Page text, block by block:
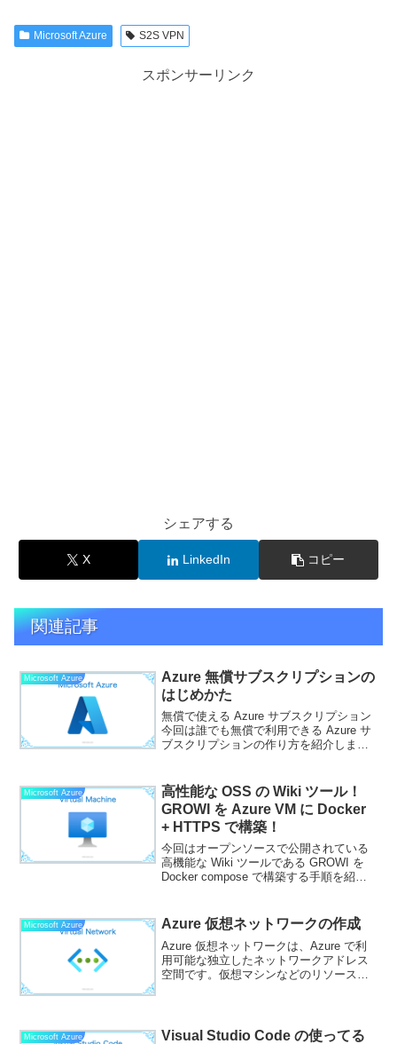
Microsoft Azure S2S VPN
スポンサーリンク
シェアする
X LinkedIn コピー
関連記事
Microsoft Azure
Azure 無償サブスクリプションの
はじめかた
無償で使える Azure サブスクリプション
今回は誰でも無償で利用できる Azure サ
ブスクリプションの作り方を紹介しま
ットを使い切るか30日間が経過すると自
動...
Microsoft Azure
高性能な OSS の Wiki ツール！
GROWI を Azure VM に Docker
+ HTTPS で構築！
今回はオープンソースで公開されている
高機能な Wiki ツールである GROWI を
Docker compose で構築する手順を紹介
はオープン...
Microsoft Azure Azure 仮想ネットワークの作成
Azure 仮想ネットワークは、Azure で利
用可能な独立したネットワークアドレス
空間です。仮想マシンなどのリソースを
とはないプライ...
Microsoft Azure
Visual Studio Code の使ってる